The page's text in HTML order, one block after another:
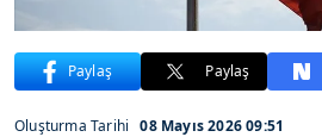
Paylaş Paylaş
Oluşturma Tarihi 08 Mayıs 2026 09:51